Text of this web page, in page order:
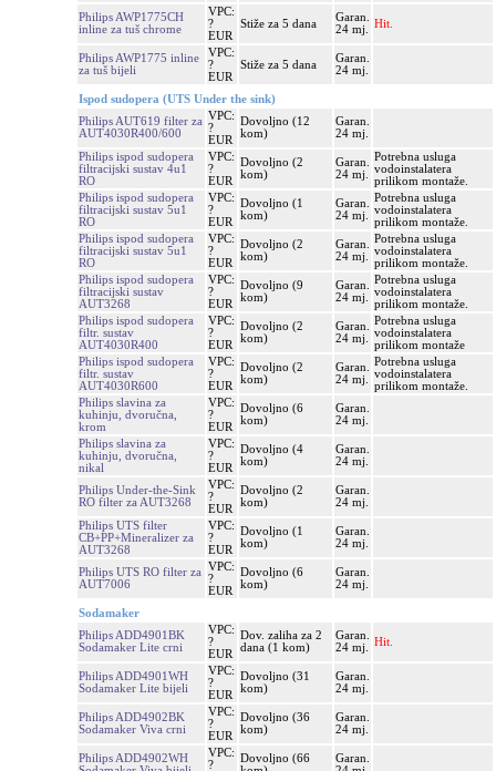
Philips AWP1775CH
inline za tuš chrome
VPC:
?
EUR
Stiže za 5 dana
Garan.
24 mj.
Hit.
Philips AWP1775 inline
za tuš bijeli
VPC:
?
EUR
Stiže za 5 dana
Garan.
24 mj.
Ispod sudopera (UTS Under the sink)
Philips AUT619 filter za
AUT4030R400/600
VPC:
?
EUR
Dovoljno (12
kom)
Garan.
24 mj.
Philips ispod sudopera
filtracijski sustav 4u1
RO
VPC:
?
EUR
Dovoljno (2
kom)
Garan.
24 mj.
Potrebna usluga
vodoinstalatera
prilikom montaže.
Philips ispod sudopera
filtracijski sustav 5u1
RO
VPC:
?
EUR
Dovoljno (1
kom)
Garan.
24 mj.
Potrebna usluga
vodoinstalatera
prilikom montaže.
Philips ispod sudopera
filtracijski sustav 5u1
RO
VPC:
?
EUR
Dovoljno (2
kom)
Garan.
24 mj.
Potrebna usluga
vodoinstalatera
prilikom montaže.
Philips ispod sudopera
filtracijski sustav
AUT3268
VPC:
?
EUR
Dovoljno (9
kom)
Garan.
24 mj.
Potrebna usluga
vodoinstalatera
prilikom montaže.
Philips ispod sudopera
filtr. sustav
AUT4030R400
VPC:
?
EUR
Dovoljno (2
kom)
Garan.
24 mj.
Potrebna usluga
vodoinstalatera
prilikom montaže
Philips ispod sudopera
filtr. sustav
AUT4030R600
VPC:
?
EUR
Dovoljno (2
kom)
Garan.
24 mj.
Potrebna usluga
vodoinstalatera
prilikom montaže.
Philips slavina za
kuhinju, dvoručna,
krom
VPC:
?
EUR
Dovoljno (6
kom)
Garan.
24 mj.
Philips slavina za
kuhinju, dvoručna,
nikal
VPC:
?
EUR
Dovoljno (4
kom)
Garan.
24 mj.
Philips Under-the-Sink
RO filter za AUT3268
VPC:
?
EUR
Dovoljno (2
kom)
Garan.
24 mj.
Philips UTS filter
CB+PP+Mineralizer za
AUT3268
VPC:
?
EUR
Dovoljno (1
kom)
Garan.
24 mj.
Philips UTS RO filter za
AUT7006
VPC:
?
EUR
Dovoljno (6
kom)
Garan.
24 mj.
Sodamaker
Philips ADD4901BK
Sodamaker Lite crni
VPC:
?
EUR
Dov. zaliha za 2
dana (1 kom)
Garan.
24 mj.
Hit.
Philips ADD4901WH
Sodamaker Lite bijeli
VPC:
?
EUR
Dovoljno (31
kom)
Garan.
24 mj.
Philips ADD4902BK
Sodamaker Viva crni
VPC:
?
EUR
Dovoljno (36
kom)
Garan.
24 mj.
Philips ADD4902WH
VPC:
?
Dovoljno (66
Garan.